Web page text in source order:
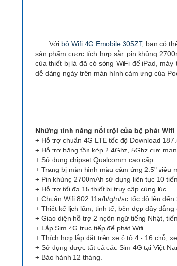
Với bộ Wifi 4G Emobile 305ZT, bạn có
sản phẩm được tích hợp sẵn pin khủng
của thiết bị là đã có sóng WiFi để iPad,
dễ dàng ngày trên màn hình cảm ứng của
Những tính năng nổi trội của bộ phát Wifi
+ Hỗ trợ chuẩn 4G LTE tốc độ Download
+ Hỗ trợ băng tần kép 2.4Ghz, 5Ghz cực
+ Sử dụng chipset Qualcomm cao cấp.
+ Trang bị màn hình màu cảm ứng 2.5" siêu
+ Pin khủng 2700mAh sử dụng liên tục 10
+ Hỗ trợ tối đa 15 thiết bị truy cập cùng lúc.
+ Chuẩn Wifi 802.11a/b/g/n/ac tốc độ lên đến
+ Thiết kế lịch lãm, tinh tế, bền đẹp đầy đẳng
+ Giao diện hỗ trợ 2 ngôn ngữ tiếng Nhật,
+ Lắp Sim 4G trực tiếp để phát Wifi.
+ Thích hợp lắp đặt trên xe ô tô 4 - 16 chỗ,
+ Sử dụng được tất cả các Sim 4G tại Việt
+ Bảo hành 12 tháng.